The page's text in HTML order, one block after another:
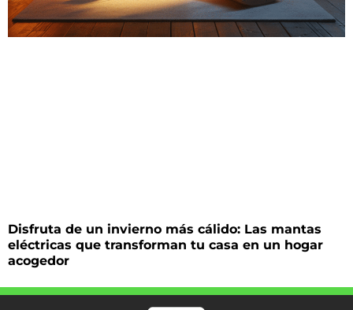
Disfruta de un invierno más cálido: Las mantas
eléctricas que transforman tu casa en un hogar
acogedor